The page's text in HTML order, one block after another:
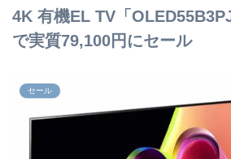
4K 有機EL TV「
で実質79,100円にセール
セール